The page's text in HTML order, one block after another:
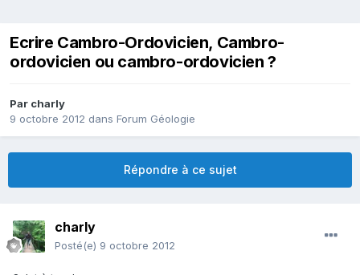
Ecrire Cambro-Ordovicien, Cambro-
ordovicien ou cambro-ordovicien ?
Par charly
9 octobre 2012 dans Forum Géologie
Répondre à ce sujet
charly
Posté(e) 9 octobre 2012